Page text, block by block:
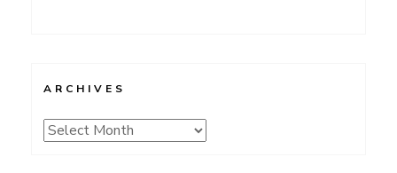
ARCHIVES
Archives